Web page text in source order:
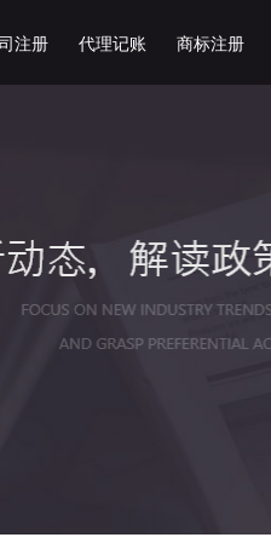
注册 代理记账 商标注册